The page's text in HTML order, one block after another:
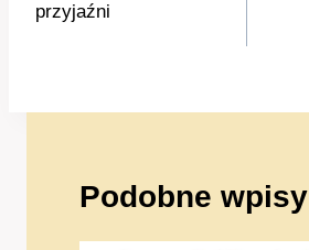
przyjaźni
Podobne wpisy